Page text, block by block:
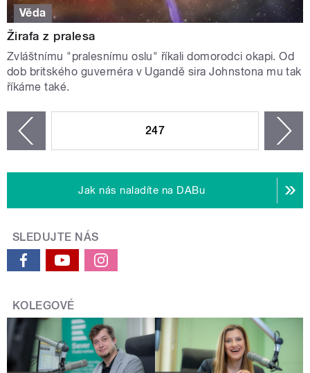
Věda
Žirafa z pralesa
Zvláštnímu "pralesnímu oslu" říkali domorodci okapi. Od
dob britského guvernéra v Ugandě sira Johnstona mu tak
říkáme také.
247
Jak nás naladíte na DABu
SLEDUJTE NÁS
KOLEGOVÉ